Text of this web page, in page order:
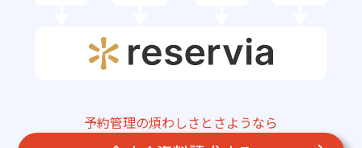
予約管理の煩わしさとさようなら